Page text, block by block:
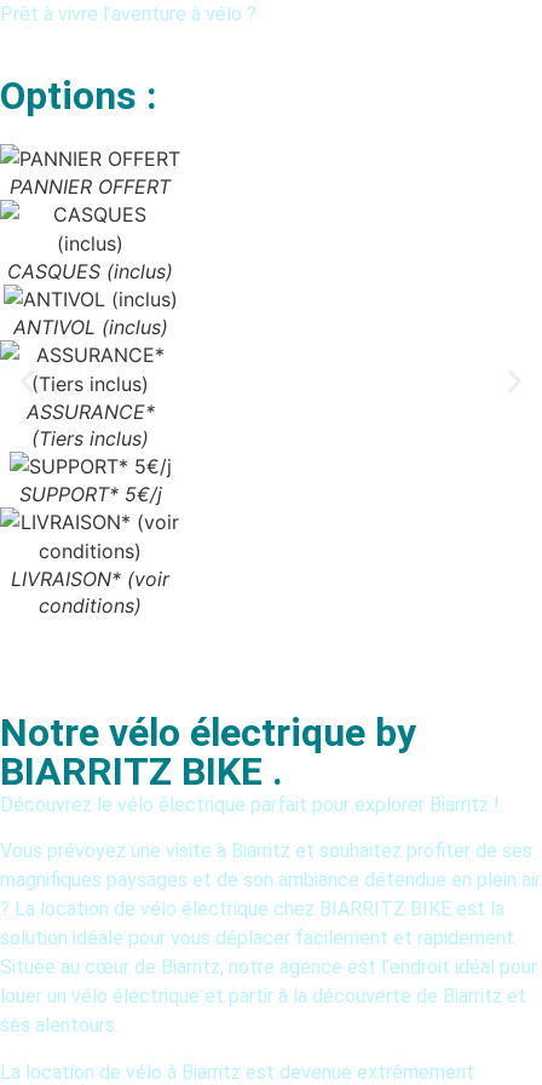
Prêt à vivre l’aventure à vélo ?
Options :
PANNIER OFFERT
CASQUES (inclus)
ANTIVOL (inclus)
ASSURANCE*
(Tiers inclus)
SUPPORT* 5€/j
LIVRAISON* (voir
conditions)
Notre vélo électrique by
BIARRITZ BIKE .
Découvrez le vélo électrique parfait pour explorer Biarritz !
Vous prévoyez une visite à Biarritz et souhaitez profiter de ses
magnifiques paysages et de son ambiance détendue en plein air
? La location de vélo électrique chez BIARRITZ BIKE est la
solution idéale pour vous déplacer facilement et rapidement.
Située au cœur de Biarritz, notre agence est l’endroit idéal pour
louer un vélo électrique et partir à la découverte de Biarritz et
ses alentours.
La location de vélo à Biarritz est devenue extrêmement